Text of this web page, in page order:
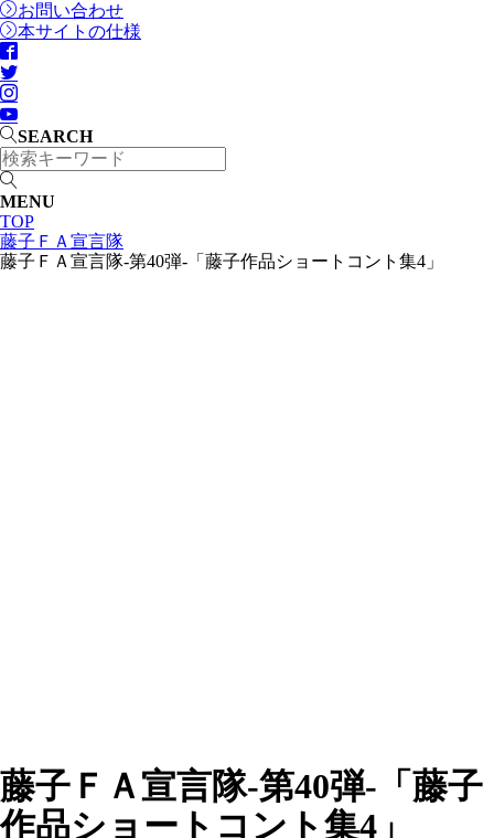
お問い合わせ
本サイトの仕様
SEARCH
MENU
TOP
藤子ＦＡ宣言隊
藤子ＦＡ宣言隊-第40弾-「藤子作品ショートコント集4」
藤子ＦＡ宣言隊-第40弾-「藤子
作品ショートコント集4」